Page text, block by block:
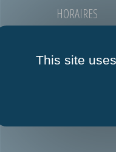
73300 St-
HORAIRES
This site